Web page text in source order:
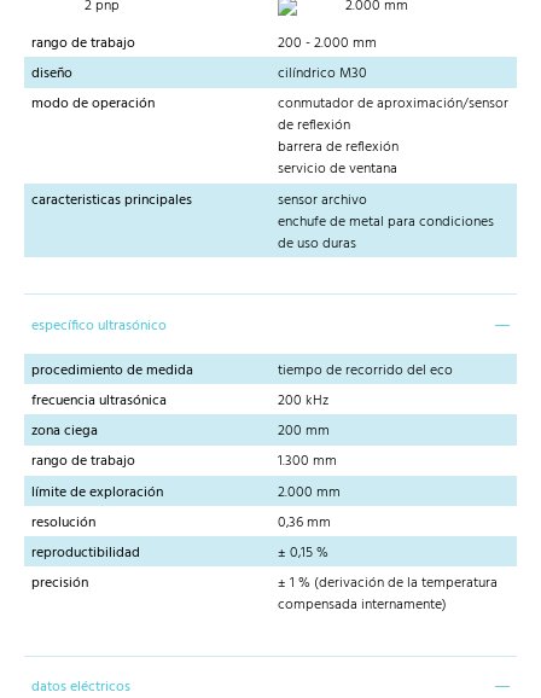
2 pnp
2.000 mm
rango de trabajo
200 - 2.000 mm
diseño
cilíndrico M30
modo de operación
conmutador de aproximación/sensor
de reflexión
barrera de reflexión
servicio de ventana
caracteristicas principales
sensor archivo
enchufe de metal para condiciones
de uso duras
específico ultrasónico
procedimiento de medida
tiempo de recorrido del eco
frecuencia ultrasónica
200 kHz
zona ciega
200 mm
rango de trabajo
1.300 mm
límite de exploración
2.000 mm
resolución
0,36 mm
reproductibilidad
± 0,15 %
precisión
± 1 % (derivación de la temperatura
compensada internamente)
datos eléctricos